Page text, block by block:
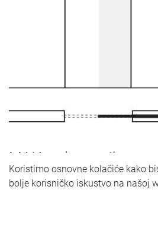
MAIA s dovratnikom u
KAZETNA VRATA
ravnini zida ima minimalistički
opremljena aluminijskim okvirom
Koristimo osnovne kolačiće kako
bolje korisničko iskustvo na našoj